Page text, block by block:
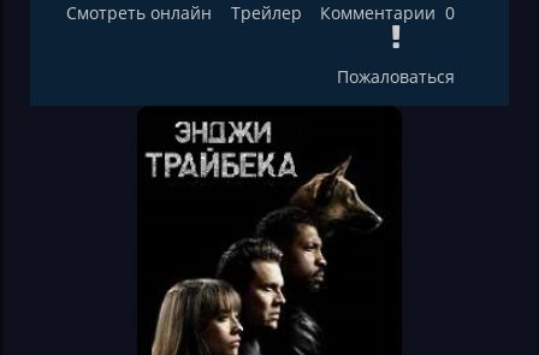
Смотреть онлайн Трейлер Комментарии 0
Пожаловаться